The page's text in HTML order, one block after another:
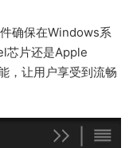
确保在Windows系
芯片还是Apple
，让用户享受到流畅